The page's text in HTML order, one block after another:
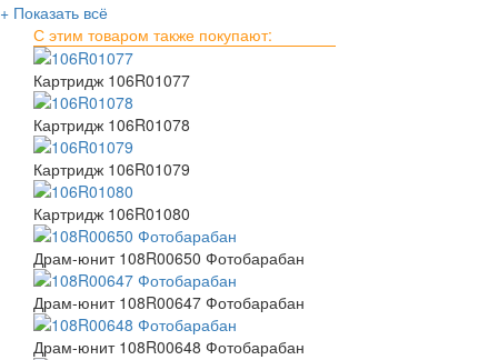
+ Показать всё
С этим товаром также покупают:
Картридж 106R01077
Картридж 106R01078
Картридж 106R01079
Картридж 106R01080
Драм-юнит 108R00650 Фотобарабан
Драм-юнит 108R00647 Фотобарабан
Драм-юнит 108R00648 Фотобарабан